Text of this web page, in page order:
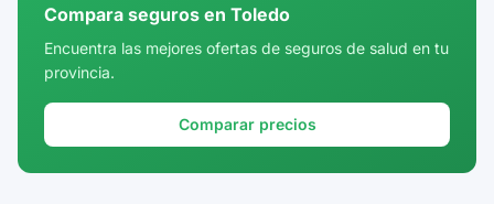
Cuenca
Girona
Compara seguros en Toledo
Encuentra las mejores ofertas de seguros de salud en tu
provincia.
Comparar precios